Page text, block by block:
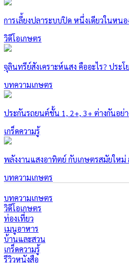
การเลี้ยงปลาระบบปิด หนึ่งเดียวในหน
วิดีโอเกษตร
จุลินทรีย์สังเคราะห์แสง คืออะไร? ประ
บทความเกษตร
ประกันรถยนต์ชั้น 1, 2+, 3+ ต่างกันอย่
เกร็ดความรู้
พลังงานแสงอาทิตย์ กับเกษตรสมัยให
บทความเกษตร
บทความเกษตร
วิดีโอเกษตร
ท่องเที่ยว
เมนูอาหาร
บ้านและสวน
เกร็ดความรู้
รีวิวหนังสือ